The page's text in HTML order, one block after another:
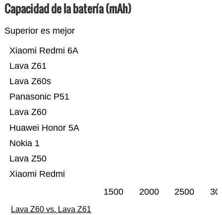
Capacidad de la batería (mAh)
Superior es mejor
Xiaomi Redmi
Lava Z50
Nokia 1
Huawei Honor 5A
Lava Z60
Panasonic P51
Lava Z60s
Lava Z61
Xiaomi Redmi 6A
1500 2000 2500
Lava Z60 vs. Lava Z61